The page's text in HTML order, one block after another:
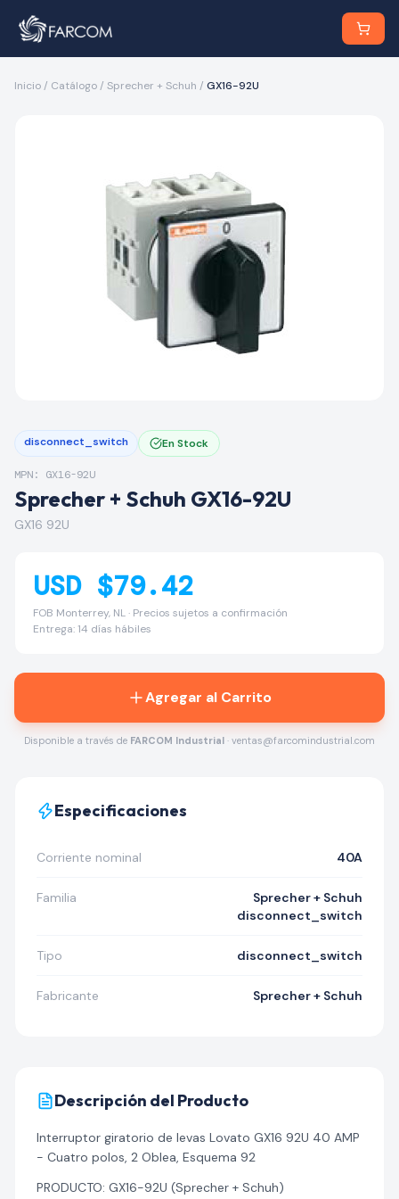
Inicio / Catálogo / Sprecher + Schuh / GX16-92U
disconnect_switch En Stock
MPN: GX16-92U
Sprecher + Schuh GX16-92U
GX16 92U
USD $79.42
FOB Monterrey, NL · Precios sujetos a confirmación
Entrega: 14 días hábiles
Agregar al Carrito
Disponible a través de FARCOM Industrial · ventas@farcomindustrial.com
Especificaciones
Corriente nominal 40A
Familia
Sprecher + Schuh
disconnect_switch
Tipo disconnect_switch
Fabricante Sprecher + Schuh
Descripción del Producto
Interruptor giratorio de levas Lovato GX16 92U 40 AMP
- Cuatro polos, 2 Oblea, Esquema 92
PRODUCTO: GX16-92U (Sprecher + Schuh)